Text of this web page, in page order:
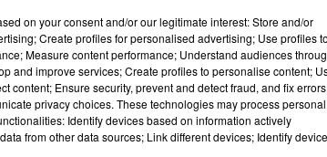
: les téléfilms de Noël. Si la
grâce à ces feuilletons que sont
l'ont bien compris ! La bataille
et M6. Près d'une cinquantaine
a débuté avec deux téléfilms
10 mai
8 mai
Le
on your consent and/or our legitimate interest: Store and/or
Create profiles for personalised advertising; Use profiles to
Measure content performance; Understand audiences
and improve services; Create profiles to personalise content;
content; Ensure security, prevent and detect fraud, and fix
privacy choices. These technologies may process personal
Identify devices based on information actively
from other data sources; Link different devices; Identify